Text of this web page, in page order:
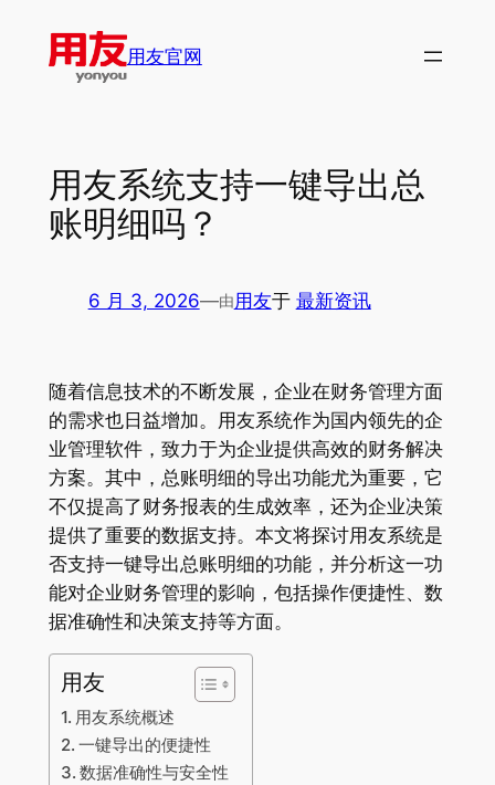
用友官网
用友系统支持一键导出总
账明细吗？
6 月 3, 2026—由用友于 最新资讯
随着信息技术的不断发展，企业在财务管理方面
的需求也日益增加。用友系统作为国内领先的企
业管理软件，致力于为企业提供高效的财务解决
方案。其中，总账明细的导出功能尤为重要，它
不仅提高了财务报表的生成效率，还为企业决策
提供了重要的数据支持。本文将探讨用友系统是
否支持一键导出总账明细的功能，并分析这一功
能对企业财务管理的影响，包括操作便捷性、数
据准确性和决策支持等方面。
用友
用友系统概述
一键导出的便捷性
数据准确性与安全性